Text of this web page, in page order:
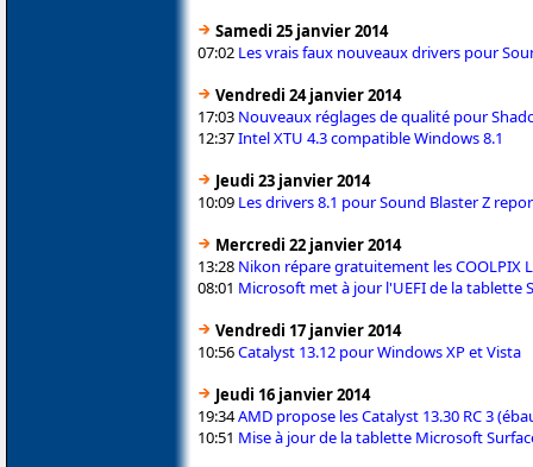
Samedi 25 janvier 2014
07:02 Les vrais faux nouveaux drivers pour
Vendredi 24 janvier 2014
17:03 Nouveaux réglages de qualité pour
12:37Intel XTU 4.3 compatible Windows 8.1
Jeudi 23 janvier 2014
10:09 Les drivers 8.1 pour Sound Blaster Z
Mercredi 22 janvier 2014
13:28 Nikon répare gratuitement les COOLPIX
08:01 Microsoft met à jour l'UEFI de la tablette
Vendredi 17 janvier 2014
10:56Catalyst 13.12 pour Windows XP et Vista
Jeudi 16 janvier 2014
19:34AMD propose les Catalyst 13.30 RC 3
10:51 Mise à jour de la tablette Microsoft